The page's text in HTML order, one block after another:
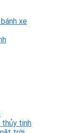
xe
thủy tinh